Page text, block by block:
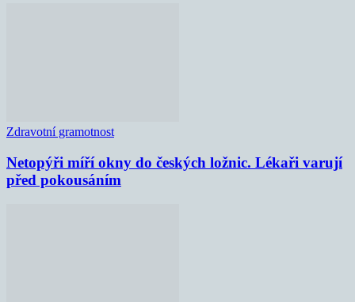
Zdravotní gramotnost
Netopýři míří okny do českých ložnic. Lékaři varují
před pokousáním